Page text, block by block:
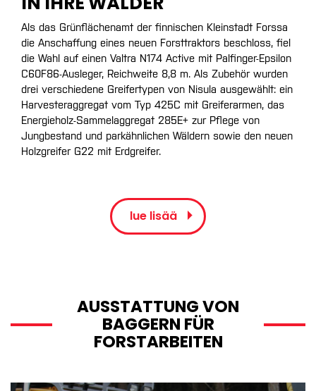
Als das Grünflächenamt der finnischen Kleinstadt Forssa
die Anschaffung eines neuen Forsttraktors beschloss, fiel
die Wahl auf einen Valtra N174 Active mit Palfinger-Epsilon
C60F86-Ausleger, Reichweite 8,8 m. Als Zubehör wurden
drei verschiedene Greifertypen von Nisula ausgewählt: ein
Harvesteraggregat vom Typ 425C mit Greiferarmen, das
Energieholz-Sammelaggregat 285E+ zur Pflege von
Jungbestand und parkähnlichen Wäldern sowie den neuen
Holzgreifer G22 mit Erdgreifer.
lue lisää
AUSSTATTUNG VON
BAGGERN FÜR
FORSTARBEITEN